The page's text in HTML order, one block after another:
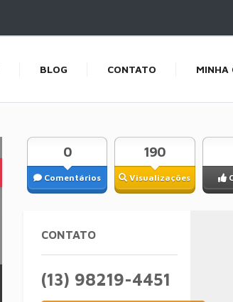
BLOG CONTATO MINHA
Comentários
0
Visualizações
190
CONTATO
(13) 98219-4451